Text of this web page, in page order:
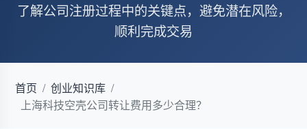
了解公司注册过程中的关键点，避免潜在风险，
顺利完成交易
首页 / 创业知识库 /
上海科技空壳公司转让费用多少合理？